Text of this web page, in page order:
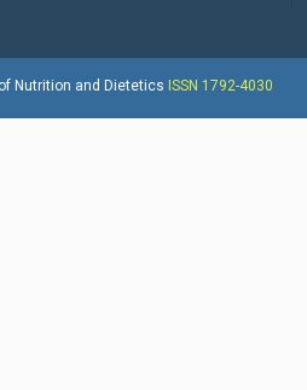
Nutrition and Dietetics ISSN 1792-4030